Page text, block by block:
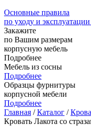
Основные правила
по уходу и
Закажите
по Вашим размерам
корпусную мебель
Подробнее
Мебель из сосны
Подробнее
Образцы фурнитуры
корпусной мебели
Подробнее
Главная /Каталог /
Кровать Лакота со